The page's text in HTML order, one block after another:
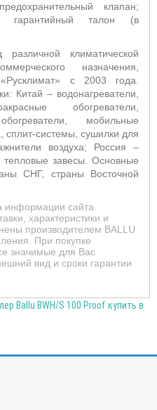
клапан;
гарантийный талон (в
климатической
назначения,
с 2003 года.
Китай – водонагреватели,
обогреватели,
мобильные
сплит-системы, сушилки для
воздуха; Россия –
тепловые завесы. Основные
СНГ, страны Восточной
информации сайта
характеристики и
производителем BALLU
При покупке
значимые для Вас
вид и сроки гарантии
Ballu BWH/S 100 Proof купить в